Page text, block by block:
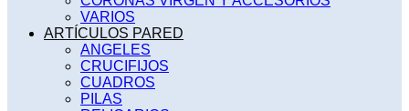
VARIOS
ARTÍCULOS PARED
ANGELES
CRUCIFIJOS
CUADROS
PILAS